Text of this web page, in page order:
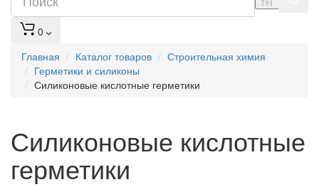
0
Главная
Каталог товаров
Строительная химия
Герметики и силиконы
Силиконовые кислотные герметики
Силиконовые кислотные
герметики